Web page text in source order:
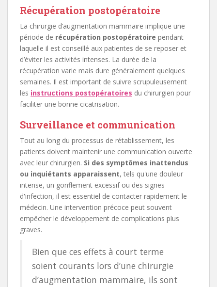
Récupération postopératoire
La chirurgie d’augmentation mammaire implique une
période de récupération postopératoire pendant
laquelle il est conseillé aux patientes de se reposer et
d’éviter les activités intenses. La durée de la
récupération varie mais dure généralement quelques
semaines. Il est important de suivre scrupuleusement
les instructions postopératoires du chirurgien pour
faciliter une bonne cicatrisation.
Surveillance et communication
Tout au long du processus de rétablissement, les
patients doivent maintenir une communication ouverte
avec leur chirurgien. Si des symptômes inattendus
ou inquiétants apparaissent, tels qu'une douleur
intense, un gonflement excessif ou des signes
d'infection, il est essentiel de contacter rapidement le
médecin. Une intervention précoce peut souvent
empêcher le développement de complications plus
graves.
Bien que ces effets à court terme
soient courants lors d’une chirurgie
d’augmentation mammaire, ils sont